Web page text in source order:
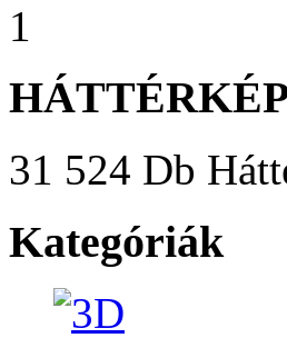
1
31 524 Db
Kategóriák